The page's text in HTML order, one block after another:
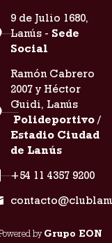
9 de Julio 1680,
Lanús - Sede
Social
Ramón Cabrero
2007 y Héctor
Guidi, Lanús
Polideportivo /
Estadio Ciudad
de Lanús
+54 11 4357 9200
byGrupo EON